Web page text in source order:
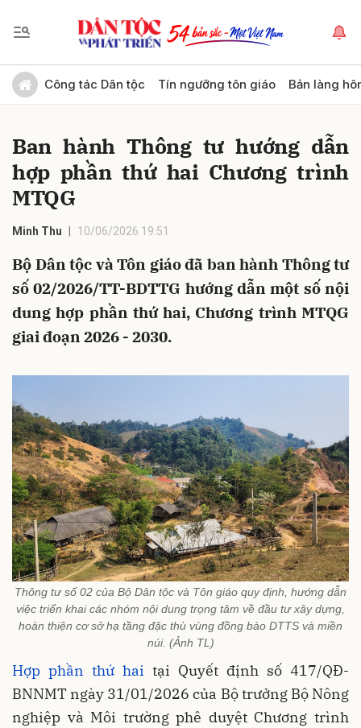
Công tác Dân tộc Tín ngưỡng tôn giáo Bản làng
Ban hành Thông tư hướng dẫn
hợp phần thứ hai Chương trình
MTQG
Minh Thu 10/06/2026 19:51
Bộ Dân tộc và Tôn giáo đã ban hành Thông tư
số 02/2026/TT-BDTTG hướng dẫn một số nội
dung hợp phần thứ hai, Chương trình MTQG
giai đoạn 2026 - 2030.
Thông tư số 02 của Bộ Dân tộc và Tôn giáo quy định, hướng dẫn
việc triển khai các nhóm nội dung trọng tâm về đầu tư xây dựng,
hoàn thiện cơ sở hạ tầng đặc thù vùng đồng bào DTTS và miền
núi. (Ảnh TL)
Hợp phần thứ hai tại Quyết định số 417/QĐ-
BNNMT ngày 31/01/2026 của Bộ trưởng Bộ Nông
nghiệp và Môi trường phê duyệt Chương trình
Gửi bình luận